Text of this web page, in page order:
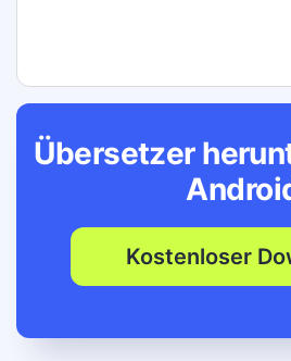
Übersetzer
Kostenloser